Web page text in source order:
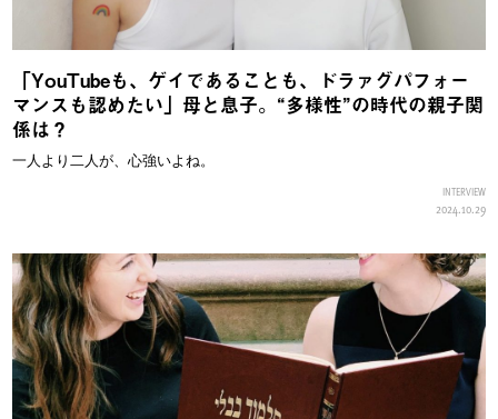
「YouTubeも、ゲイであることも、ドラァグパフォー
マンスも認めたい」母と息子。“多様性”の時代の親子関
係は？
一人より二人が、心強いよね。
INTERVIEW
2024.10.29